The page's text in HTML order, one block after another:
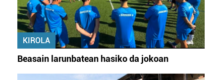
KIROLA
Beasain larunbatean hasiko da jokoan